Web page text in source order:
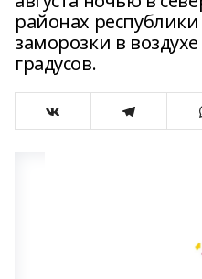
районах
заморозки в
градусов.